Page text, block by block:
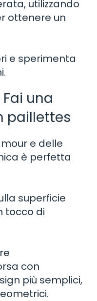
utilizzando
ottenere un
e sperimenta
una
paillettes
e delle
è perfetta
superficie
tocco di
con
più semplici,